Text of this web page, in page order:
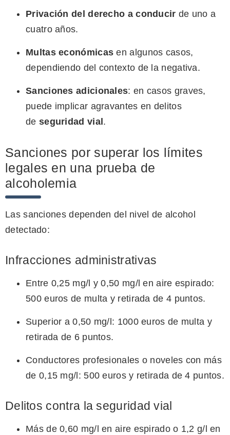
Privación del derecho a conducir de uno a
cuatro años.
Multas económicas en algunos casos,
dependiendo del contexto de la negativa.
Sanciones adicionales: en casos graves,
puede implicar agravantes en delitos
de seguridad vial .
Sanciones por superar los límites
legales en una prueba de
alcoholemia
Las sanciones dependen del nivel de alcohol
detectado:
Infracciones administrativas
Entre 0,25 mg/l y 0,50 mg/l en aire espirado:
500 euros de multa y retirada de 4 puntos.
Superior a 0,50 mg/l: 1000 euros de multa y
retirada de 6 puntos.
Conductores profesionales o noveles con más
de 0,15 mg/l: 500 euros y retirada de 4 puntos.
Delitos contra la seguridad vial
Más de 0,60 mg/l en aire espirado o 1,2 g/l en